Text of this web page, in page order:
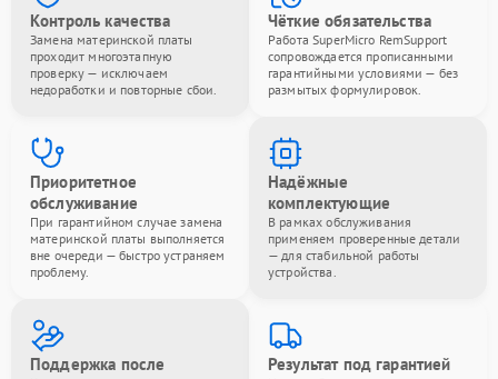
Контроль качества
Замена материнской платы
проходит многоэтапную
проверку — исключаем
недоработки и повторные сбои.
Чёткие обязательства
Работа SuperMicro RemSupport
сопровождается прописанными
гарантийными условиями — без
размытых формулировок.
Приоритетное
обслуживание
При гарантийном случае замена
материнской платы выполняется
вне очереди — быстро устраняем
проблему.
Надёжные
комплектующие
В рамках обслуживания
применяем проверенные детали
— для стабильной работы
устройства.
Поддержка после Результат под гарантией